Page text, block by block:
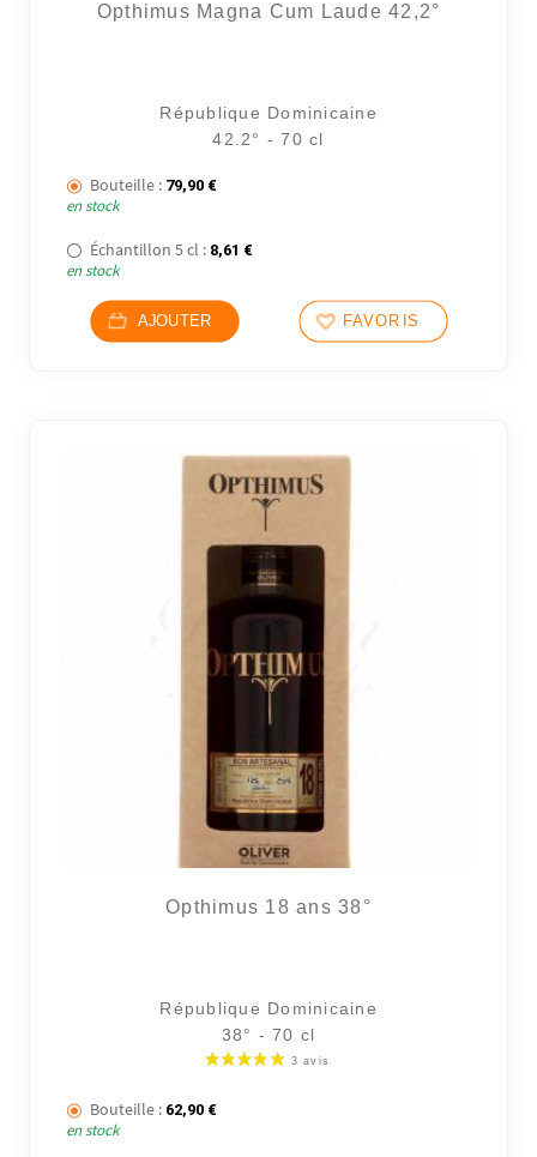
Opthimus Magna Cum Laude 42,2°
République Dominicaine
42.2° - 70 cl
Bouteille : 79,90 €
en stock
Échantillon 5 cl : 8,61 €
en stock
AJOUTER FAVORIS
Opthimus 18 ans 38°
République Dominicaine
38° - 70 cl
Bouteille : 62,90 €
en stock